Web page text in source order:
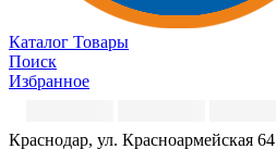
Каталог Товары
Поиск
Избранное
Краснодар, ул. Красноармейская 64